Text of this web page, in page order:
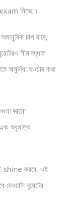
নিচ্ছে।
চাপ যাবে,
সীমাবদ্ধতা
অসুবিধা হওয়ার কথা
ভালো
শুধুমাত্র
shine করবে, ওই
দেওয়াটা বুয়েটের